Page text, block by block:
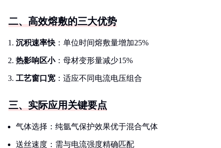
二、高效熔敷的三大优势
沉积速率快 ：单位时间熔敷量增加25%
热影响区小：母材变形量减少15%
工艺窗口宽 ：适应不同电流电压组合
三、实际应用关键要点
气体选择：纯氩气保护效果优于混合气体
送丝速度：需与电流强度精确匹配